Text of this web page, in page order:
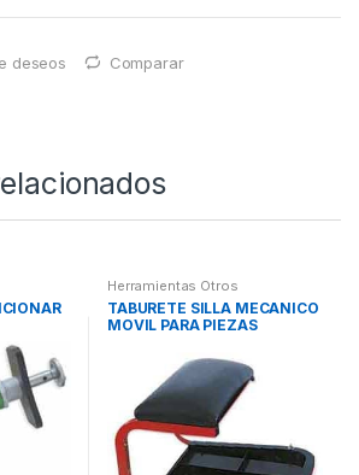
deseos Comparar
Herramientas Otros
TABURETE SILLA MECANICO
MOVIL PARA PIEZAS